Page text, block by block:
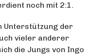
noch mit 2:1.
Unterstützung der
vieler anderer
die Jungs von Ingo